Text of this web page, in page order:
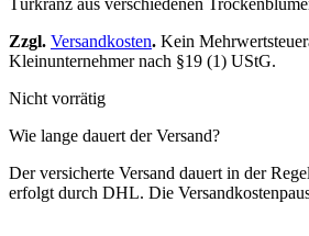
Zzgl. Versandkosten. Kein
Kleinunternehmer nach §19 (1) UStG.
Nicht vorrätig
Wie lange dauert der Versand?
Der versicherte Versand dauert in der Regel
erfolgt durch DHL. Die